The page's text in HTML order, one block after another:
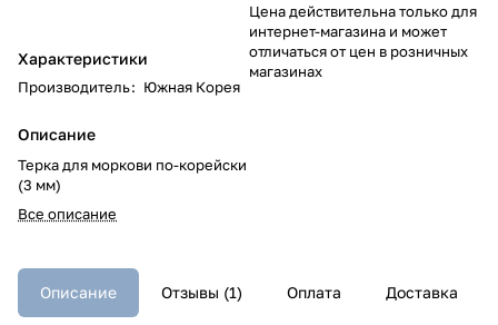
Характеристики
Производитель: Южная Корея
Описание
Терка для моркови по-корейски
(3 мм)
Все описание
Цена действительна только для
интернет-магазина и может
отличаться от цен в розничных
магазинах
Описание Отзывы (1) Оплата Доставка